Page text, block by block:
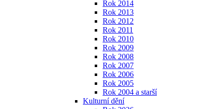
Rok 2014
Rok 2013
Rok 2012
Rok 2011
Rok 2010
Rok 2009
Rok 2008
Rok 2007
Rok 2006
Rok 2005
Rok 2004 a starší
Kulturní dění